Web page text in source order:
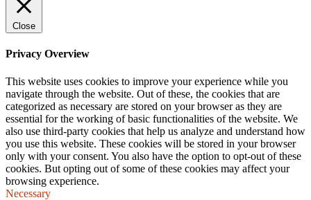
Close
Privacy Overview
This website uses cookies to improve your experience while you
navigate through the website. Out of these, the cookies that are
categorized as necessary are stored on your browser as they are
essential for the working of basic functionalities of the website. We
also use third-party cookies that help us analyze and understand how
you use this website. These cookies will be stored in your browser
only with your consent. You also have the option to opt-out of these
cookies. But opting out of some of these cookies may affect your
browsing experience.
Necessary